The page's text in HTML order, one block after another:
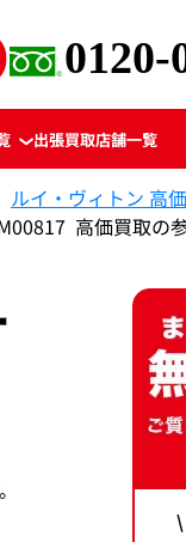
0120-
出張買取店舗一覧
ルイ・ヴィトン 高
高価買取の